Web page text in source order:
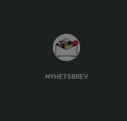
NYHETSBREV